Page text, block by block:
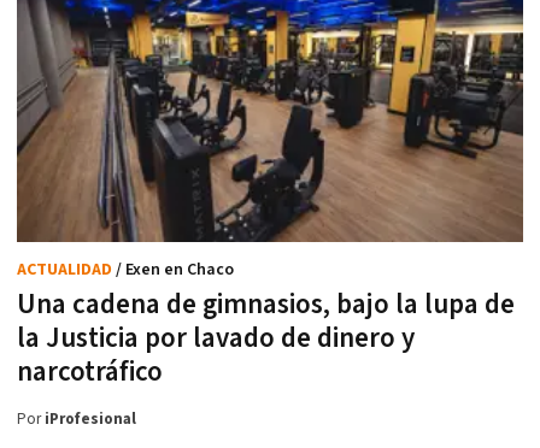
Una cadena de gimnasios, bajo la lupa de
la Justicia por lavado de dinero y
narcotráfico
ACTUALIDAD / Exen en Chaco
PoriProfesional